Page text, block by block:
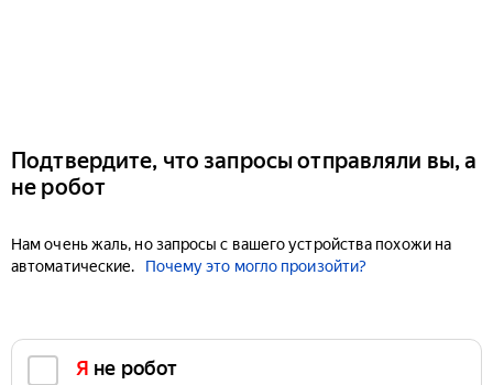
Подтвердите, что запросы отправляли вы, а
не робот
Нам очень жаль, но запросы с вашего устройства похожи на
автоматические.
Почему это могло произойти?
Я не робот